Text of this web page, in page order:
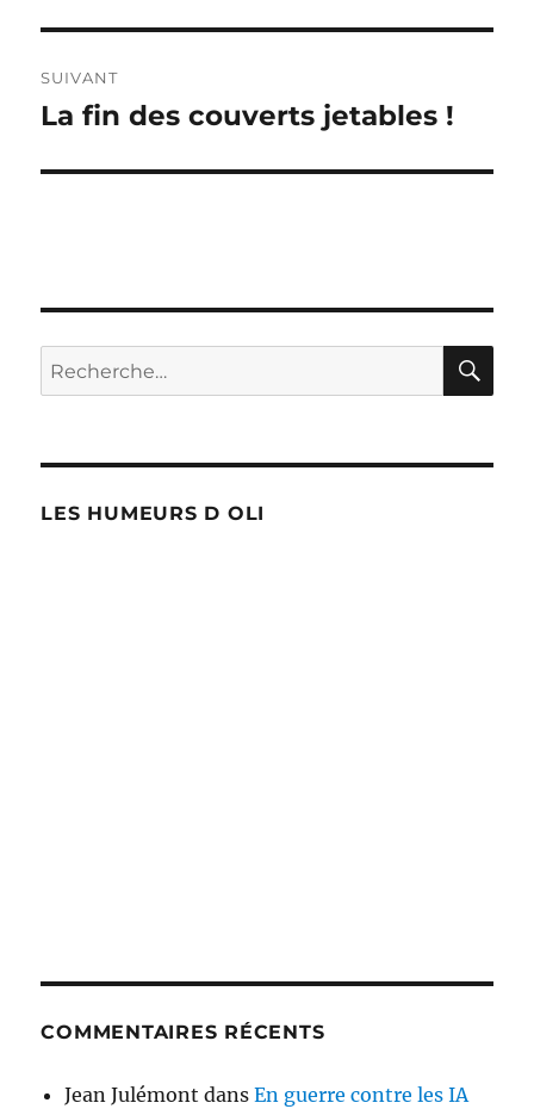
SUIVANT
Publication
La fin des couverts jetables !
Recherche
pour :
LES HUMEURS D OLI
COMMENTAIRES RÉCENTS
Jean Julémont dansEn guerre contre les IA